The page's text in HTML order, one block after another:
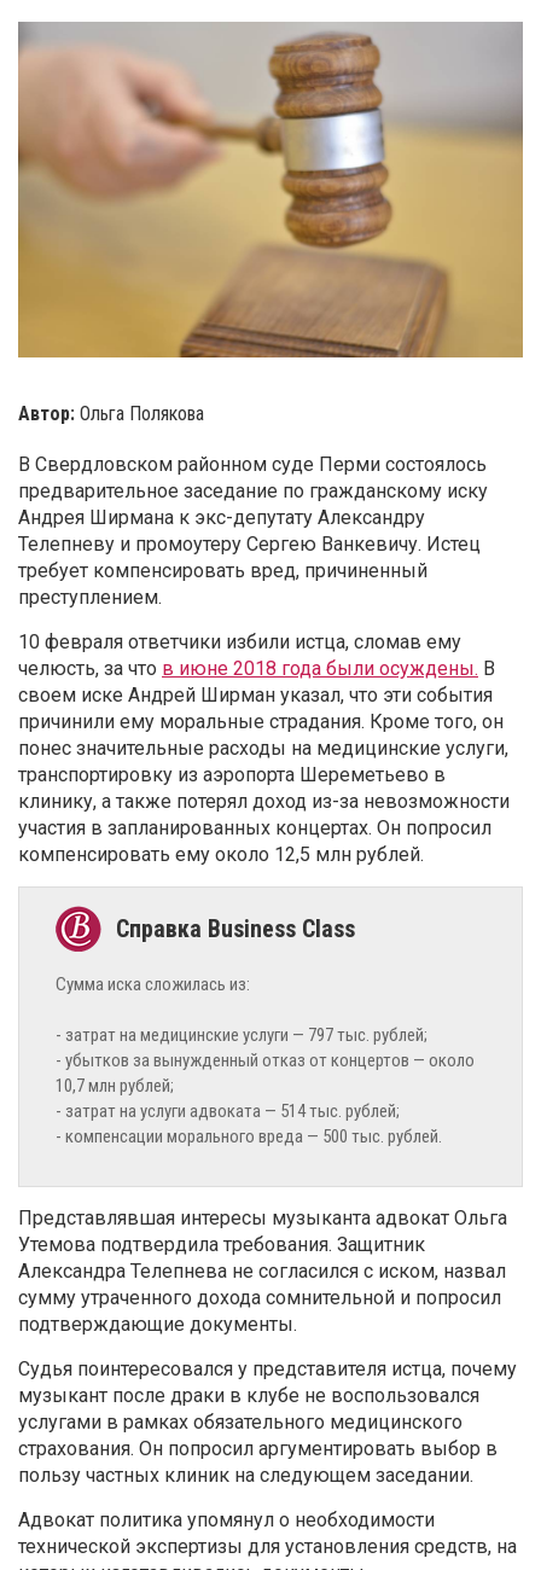
Автор: Ольга Полякова
В Свердловском районном суде Перми состоялось
предварительное заседание по гражданскому иску
Андрея Ширмана к экс-депутату Александру
Телепневу и промоутеру Сергею Ванкевичу. Истец
требует компенсировать вред, причиненный
преступлением.
10 февраля ответчики избили истца, сломав ему
челюсть, за что в июне 2018 года были осуждены. В
своем иске Андрей Ширман указал, что эти события
причинили ему моральные страдания. Кроме того, он
понес значительные расходы на медицинские услуги,
транспортировку из аэропорта Шереметьево в
клинику, а также потерял доход из-за невозможности
участия в запланированных концертах. Он попросил
компенсировать ему около 12,5 млн рублей.
Сумма иска сложилась из:
- затрат на медицинские услуги — 797 тыс. рублей;
- убытков за вынужденный отказ от концертов — около
10,7 млн рублей;
- затрат на услуги адвоката — 514 тыс. рублей;
- компенсации морального вреда — 500 тыс. рублей.
Представлявшая интересы музыканта адвокат Ольга
Утемова подтвердила требования. Защитник
Александра Телепнева не согласился с иском, назвал
сумму утраченного дохода сомнительной и попросил
подтверждающие документы.
Судья поинтересовался у представителя истца, почему
музыкант после драки в клубе не воспользовался
услугами в рамках обязательного медицинского
страхования. Он попросил аргументировать выбор в
пользу частных клиник на следующем заседании.
Адвокат политика упомянул о необходимости
технической экспертизы для установления средств, на